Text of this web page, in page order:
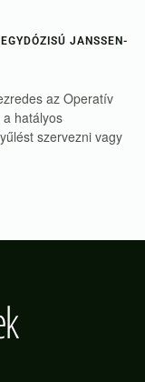
JANSSEN-
az Operatív
hatályos
szervezni vagy